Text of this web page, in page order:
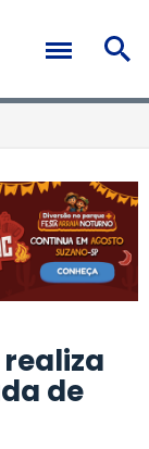
realiza
de